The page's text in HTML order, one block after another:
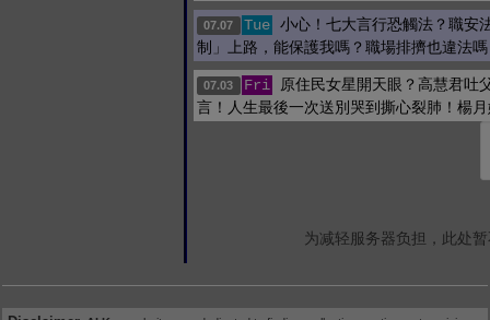
07.07 Tue 小心！七大言行恐觸法？職安
制」上路，能保護我嗎？職場排擠也違法
07.03 Fri
原住民女星開天眼？高慧君吐
言！人生最後一次送別哭到撕心裂肺！楊
为减轻服务器负担，此处